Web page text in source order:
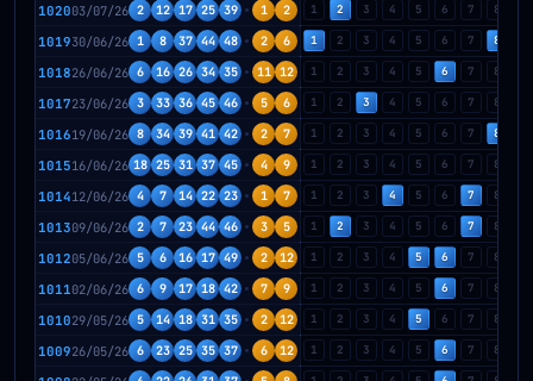
102003/07/26 2 12 17 25 39 1 2 1 2 3 4 5 6 7 8
101930/06/26 1 8 37 44 48 2 6 1 2 3 4 5 6 7 8
101826/06/26 6 16 26 34 35 11 12 1 2 3 4 5 6 7 8
101723/06/26 3 33 36 45 46 5 6 1 2 3 4 5 6 7 8
101619/06/26 8 34 39 41 42 2 7 1 2 3 4 5 6 7 8
101516/06/26 18 25 31 37 45 4 9 1 2 3 4 5 6 7 8
101412/06/26 4 7 14 22 23 1 7 1 2 3 4 5 6 7 8
101309/06/26 2 7 23 44 46 3 5 1 2 3 4 5 6 7 8
101205/06/26 5 6 16 17 49 2 12 1 2 3 4 5 6 7 8
101102/06/26 6 9 17 18 42 7 9 1 2 3 4 5 6 7 8
101029/05/26 5 14 18 31 35 2 12 1 2 3 4 5 6 7 8
100926/05/26 6 23 25 35 37 6 12 1 2 3 4 5 6 7 8